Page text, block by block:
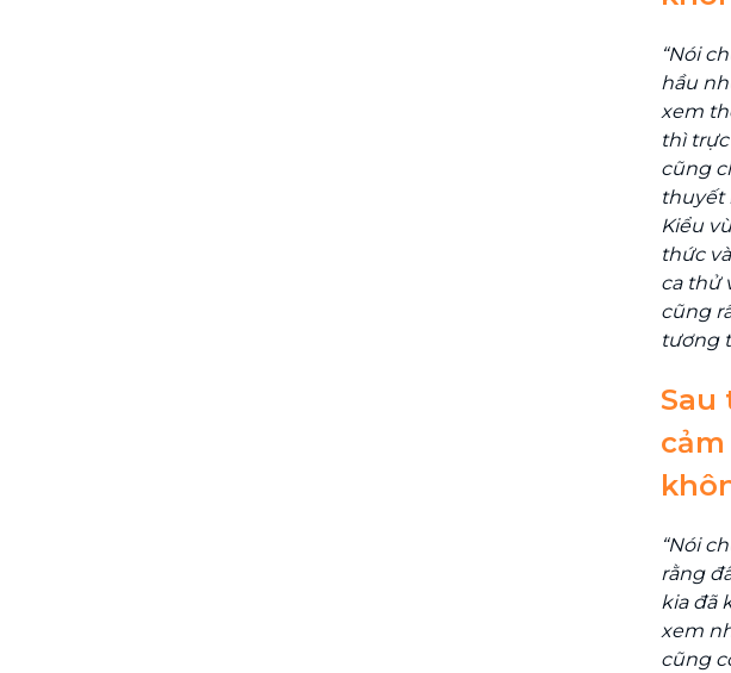
“Nói
hầu
xem
thì
cũng
thuyết
Kiểu
thức
ca thử
cũng
tương
Sau
“Nói
rằng
kia đã
xem
cũng